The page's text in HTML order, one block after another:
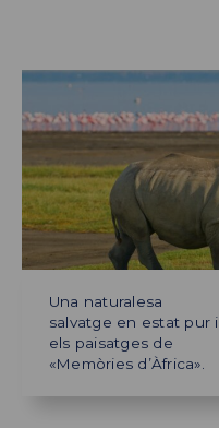
Una naturalesa
salvatge en estat pur i
els paisatges de
«Memòries d’Àfrica».